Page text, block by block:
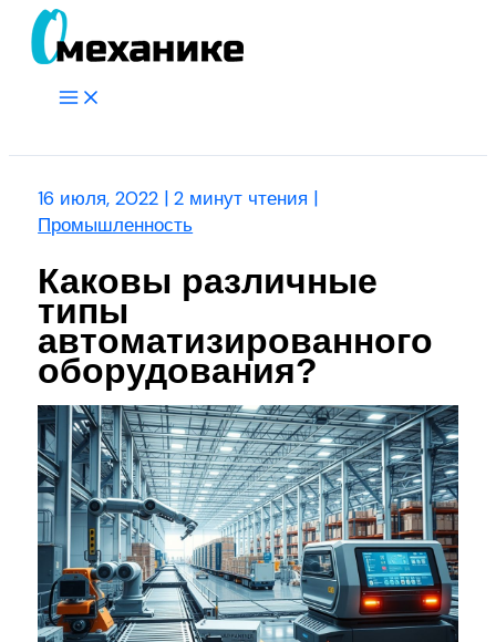
Перейти
Main
16 июля, 2022 |2 минут чтения |
Промышленность
Каковы различные
типы
автоматизированного
оборудования?